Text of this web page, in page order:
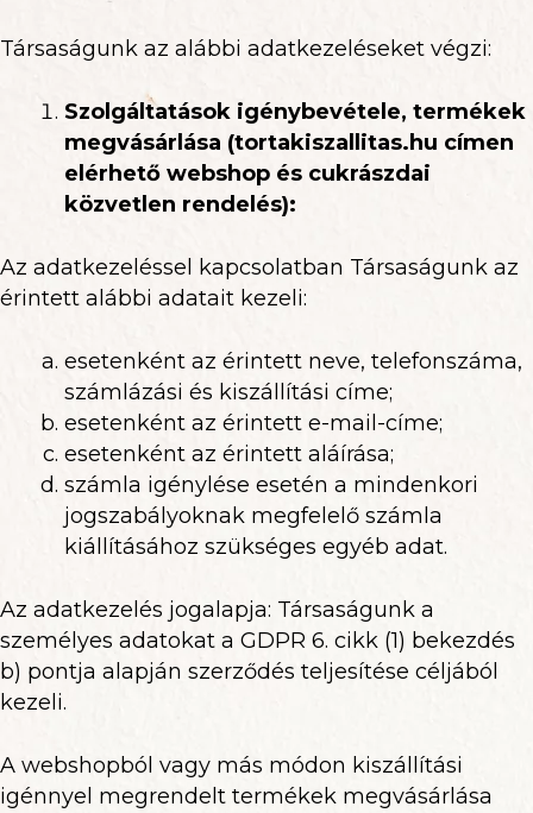
Társaságunk az alábbi adatkezeléseket végzi:
Szolgáltatások igénybevétele, termékek
megvásárlása (tortakiszallitas.hu címen
elérhető webshop és cukrászdai
közvetlen rendelés):
Az adatkezeléssel kapcsolatban Társaságunk az
érintett alábbi adatait kezeli:
esetenként az érintett neve, telefonszáma,
számlázási és kiszállítási címe;
esetenként az érintett e-mail-címe;
esetenként az érintett aláírása;
számla igénylése esetén a mindenkori
jogszabályoknak megfelelő számla
kiállításához szükséges egyéb adat.
Az adatkezelés jogalapja: Társaságunk a
személyes adatokat a GDPR 6. cikk (1) bekezdés
b) pontja alapján szerződés teljesítése céljából
kezeli.
A webshopból vagy más módon kiszállítási
igénnyel megrendelt termékek megvásárlása